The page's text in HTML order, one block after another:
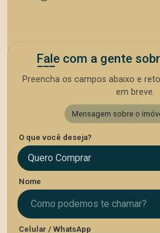
Fale com a gente
Preencha os campos abaixo e
em breve.
Mensagem sobre o
O que você deseja?
Quero Comprar
Nome
Celular / WhatsApp